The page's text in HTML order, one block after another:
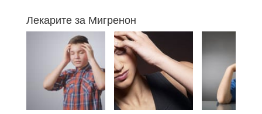
Лекарите за Мигренон